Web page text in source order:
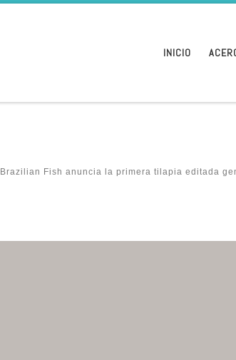
INICIO
Brazilian Fish anuncia la primera tilapia editada